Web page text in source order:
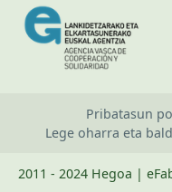
Pribatasun
Lege oharra eta
2011 - 2024 Hegoa |